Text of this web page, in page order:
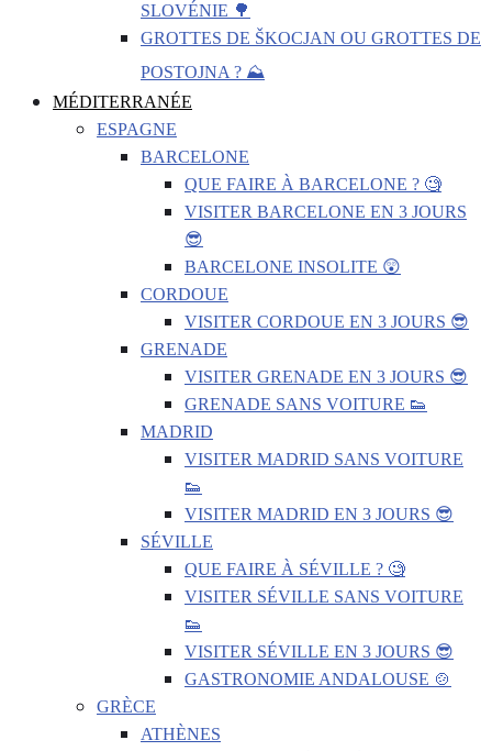
SLOVÉNIE 🌳
GROTTES DE ŠKOCJAN OU GROTTES DE
POSTOJNA ? ⛰️
MÉDITERRANÉE
ESPAGNE
BARCELONE
QUE FAIRE À BARCELONE ? 🧐
VISITER BARCELONE EN 3 JOURS
😎
BARCELONE INSOLITE 😲
CORDOUE
VISITER CORDOUE EN 3 JOURS 😎
GRENADE
VISITER GRENADE EN 3 JOURS 😎
GRENADE SANS VOITURE 👟
MADRID
VISITER MADRID SANS VOITURE
👟
VISITER MADRID EN 3 JOURS 😎
SÉVILLE
QUE FAIRE À SÉVILLE ? 🧐
VISITER SÉVILLE SANS VOITURE
👟
VISITER SÉVILLE EN 3 JOURS 😎
GASTRONOMIE ANDALOUSE 🍲
GRÈCE
ATHÈNES